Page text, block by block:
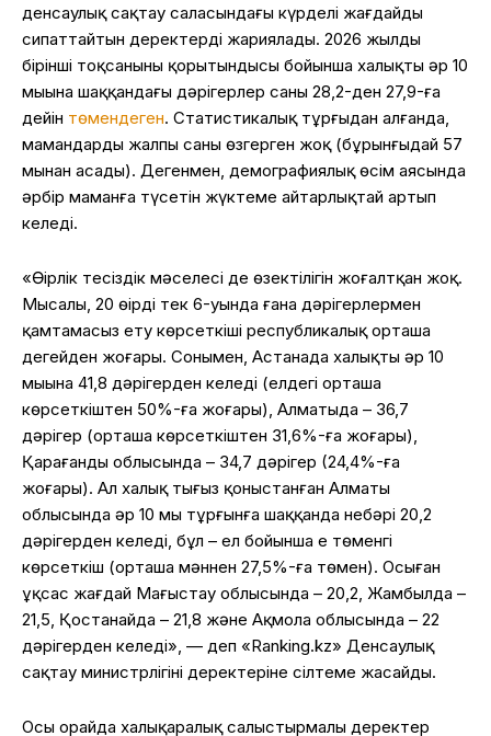
денсаулық сақтау саласындағы күрделі жағдайды
сипаттайтын деректерді жариялады. 2026 жылдың
бірінші тоқсанының қорытындысы бойынша халықтың әр 10
мыңына шаққандағы дәрігерлер саны 28,2-ден 27,9-ға
дейін төмендеген. Статистикалық тұрғыдан алғанда,
мамандардың жалпы саны өзгерген жоқ (бұрынғыдай 57
мыңнан асады). Дегенмен, демографиялық өсім аясында
әрбір маманға түсетін жүктеме айтарлықтай артып
келеді.
«Өңірлік теңсіздік мәселесі де өзектілігін жоғалтқан жоқ.
Мысалы, 20 өңірдің тек 6-уында ғана дәрігерлермен
қамтамасыз ету көрсеткіші республикалық орташа
деңгейден жоғары. Сонымен, Астанада халықтың әр 10
мыңына 41,8 дәрігерден келеді (елдегі орташа
көрсеткіштен 50%-ға жоғары), Алматыда – 36,7
дәрігер (орташа көрсеткіштен 31,6%-ға жоғары),
Қарағанды облысында – 34,7 дәрігер (24,4%-ға
жоғары). Ал халық тығыз қоныстанған Алматы
облысында әр 10 мың тұрғынға шаққанда небәрі 20,2
дәрігерден келеді, бұл – ел бойынша ең төменгі
көрсеткіш (орташа мәннен 27,5%-ға төмен). Осыған
ұқсас жағдай Маңғыстау облысында – 20,2, Жамбылда –
21,5, Қостанайда – 21,8 және Ақмола облысында – 22
дәрігерден келеді», — деп «Ranking.kz» Денсаулық
сақтау министрлігінің деректеріне сілтеме жасайды.
Осы орайда халықаралық салыстырмалы деректер